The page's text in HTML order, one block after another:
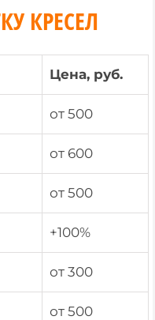
КРЕСЕЛ
Цена, руб.
от 500
от 600
от 500
+100%
от 300
от 500